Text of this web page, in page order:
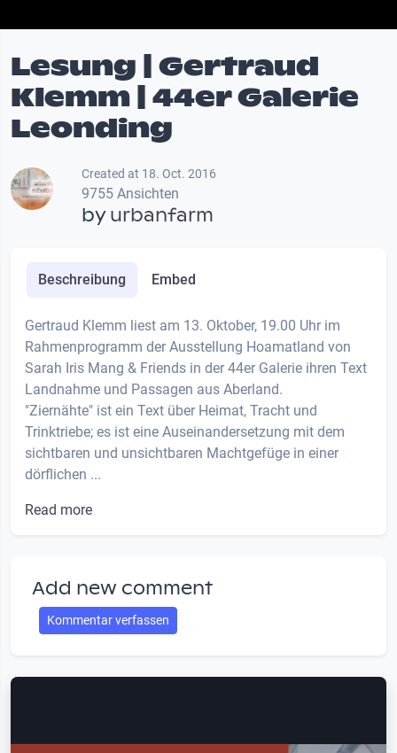
Lesung | Gertraud
Klemm | 44er Galerie
Leonding
Created at 18. Oct. 2016
9755 Ansichten
byurbanfarm
Beschreibung Embed
Gertraud Klemm liest am 13. Oktober, 19.00 Uhr im
Rahmenprogramm der Ausstellung Hoamatland von
Sarah Iris Mang & Friends in der 44er Galerie ihren Text
Landnahme und Passagen aus Aberland.
"Ziernähte" ist ein Text über Heimat, Tracht und
Trinktriebe; es ist eine Auseinandersetzung mit dem
sichtbaren und unsichtbaren Machtgefüge in einer
dörflichen ...
Read more
Add new comment
Kommentar verfassen